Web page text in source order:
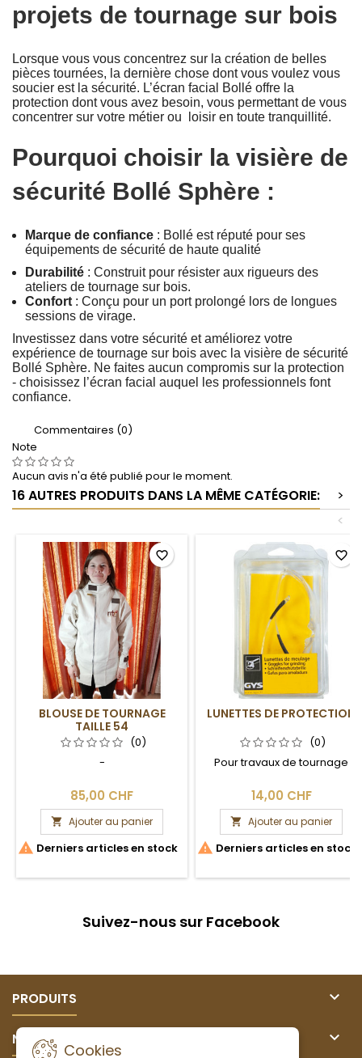
projets de tournage sur bois
Lorsque vous vous concentrez sur la création de belles
pièces tournées, la dernière chose dont vous voulez vous
soucier est la sécurité. L’écran facial Bollé offre la
protection dont vous avez besoin, vous permettant de vous
concentrer sur votre métier ou loisir en toute tranquillité.
Pourquoi choisir la visière de
sécurité Bollé Sphère :
Marque de confiance : Bollé est réputé pour ses
équipements de sécurité de haute qualité
Durabilité : Construit pour résister aux rigueurs des
ateliers de tournage sur bois.
Confort : Conçu pour un port prolongé lors de longues
sessions de virage.
Investissez dans votre sécurité et améliorez votre
expérience de tournage sur bois avec la visière de sécurité
Bollé Sphère. Ne faites aucun compromis sur la protection
- choisissez l’écran facial auquel les professionnels font
confiance.
Commentaires (0)
Note
Aucun avis n'a été publié pour le moment.
16 AUTRES PRODUITS DANS LA MÊME CATÉGORIE:
>
<
BLOUSE DE TOURNAGE
TAILLE 54
(0)
-
85,00 CHF
 Ajouter au panier
 Derniers articles en stock
favorite_border
LUNETTES DE PROTECTION
(0)
Pour travaux de tournage
14,00 CHF
 Ajouter au panier
 Derniers articles en stock
favorite_border
Suivez-nous sur Facebook
PRODUITS 
NOTRE SOCIÉTÉ 
Cookies